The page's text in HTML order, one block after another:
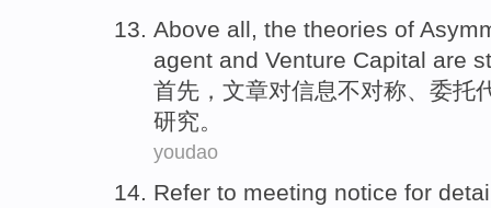
Above all the theories of
agent and Venture Capital are
首先 ，文章对信息不对称 委托
研究。
youdao
Refer to meeting notice for